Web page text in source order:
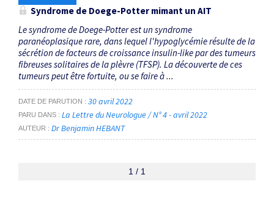
Syndrome de Doege-Potter mimant un AIT
Le syndrome de Doege-Potter est un syndrome
paranéoplasique rare, dans lequel l'hypoglycémie résulte de la
sécrétion de facteurs de croissance insulin-like par des tumeurs
fibreuses solitaires de la plèvre (TFSP). La découverte de ces
tumeurs peut être fortuite, ou se faire à ...
DATE DE PARUTION 30 avril 2022
PARU DANS La Lettre du Neurologue / N° 4 - avril 2022
AUTEUR Dr Benjamin HEBANT
1 / 1